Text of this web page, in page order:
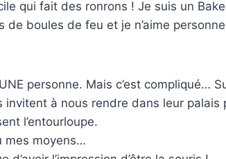
qui fait des ronrons ! Je suis un
de boules de feu et je n’aime
personne. Mais c’est compliqué…
invitent à nous rendre dans leur palais
l’entourloupe.
mes moyens…